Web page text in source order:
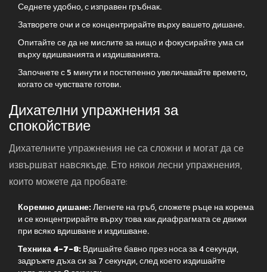
Седнете удобно, с изправен гръбнак.
Затворете очи и се концентрирайте върху вашето дишане.
Опитайте се да не мислите за нищо и фокусирайте ума си
върху вдишванията и издишванията.
Започнете с 5 минути и постепенно увеличавайте времето,
когато се чувствате готови.
Дихателни упражнения за
спокойствие
Дихателните упражнения не са сложни и могат да се
извършват навсякъде. Ето някои лесни упражнения,
които можете да пробвате:
Коремно дишане:Легнете на гръб, сложете ръце на корема
и се концентрирайте върху това как диафрагмата се движи
при всяко вдишване и издишване.
Техника 4-7-8: Вдишайте бавно през носа за 4 секунди,
задръжте дъха си за 7 секунди, след което издишайте